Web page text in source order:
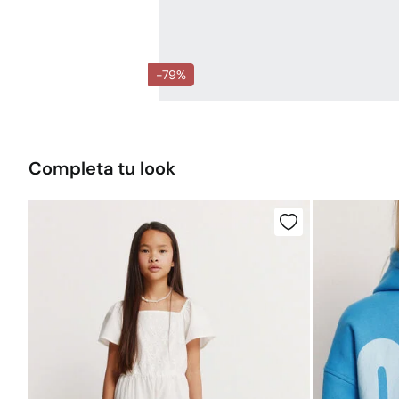
-79%
Completa tu look